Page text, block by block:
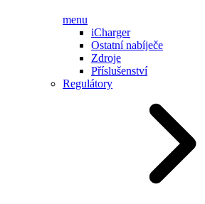
menu
iCharger
Ostatní nabíječe
Zdroje
Příslušenství
Regulátory